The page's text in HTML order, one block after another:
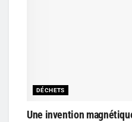
DÉCHETS
Une invention